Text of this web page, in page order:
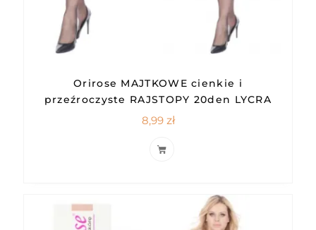
Orirose MAJTKOWE cienkie i
przeźroczyste RAJSTOPY 20den LYCRA
8,99 zł